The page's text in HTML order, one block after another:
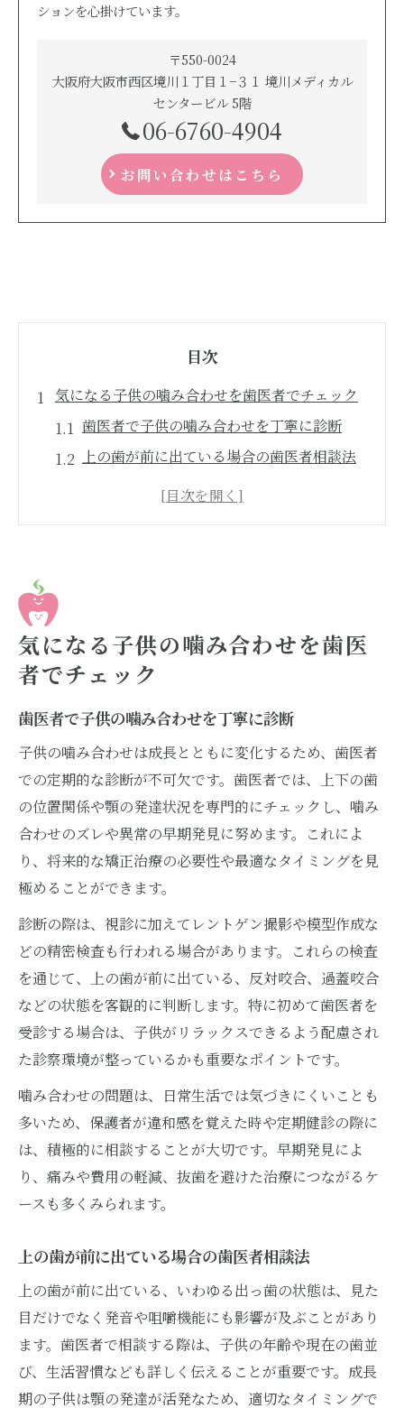
ションを心掛けています。
〒550-0024
大阪府大阪市西区境川１丁目１−３１ 境川メディカル
センタービル 5階
06-6760-4904
お問い合わせはこちら
目次
気になる子供の噛み合わせを歯医者でチェック
歯医者で子供の噛み合わせを丁寧に診断
上の歯が前に出ている場合の歯医者相談法
歯医者で噛み合わせの違和感を見逃さない
自然に治る？子供の受け口や反対咬合の見極め
方
歯医者で受け口が自然に治るかを判断
反対咬合の自然治癒と歯医者の役割
歯医者が教える子供の噛み合わせ見極めポ
イント
過蓋咬合は歯医者でトレーニング法を相談
歯医者で受け口・反対咬合を早期に見極め
る
噛み合わせ矯正の開始時期と歯医者選びのポイ
ント
歯医者で子供の矯正開始時期を見極める
噛み合わせ矯正は歯医者選びが重要な理由
歯医者で反対咬合矯正はいつから始める？
子供の噛み合わせに強い歯医者の選び方
歯医者で成長期の噛み合わせ治療を提案
噛み合わせ矯正と保険適用の歯医者相談法
子供の噛み合わせ矯正費用と保険の関係
成長を活かす歯医者の噛み合わせ治療法
矯正費用や通院負担を歯医者で丁寧に相談しよ
う
矯正費用の詳細は歯医者でしっかり確認
気になる子供の噛み合わせを歯医
者でチェック
歯医者で子供の噛み合わせを丁寧に診断
子供の噛み合わせは成長とともに変化するため、歯医者
での定期的な診断が不可欠です。歯医者では、上下の歯
の位置関係や顎の発達状況を専門的にチェックし、噛み
合わせのズレや異常の早期発見に努めます。これによ
り、将来的な矯正治療の必要性や最適なタイミングを見
極めることができます。
診断の際は、視診に加えてレントゲン撮影や模型作成な
どの精密検査も行われる場合があります。これらの検査
を通じて、上の歯が前に出ている、反対咬合、過蓋咬合
などの状態を客観的に判断します。特に初めて歯医者を
受診する場合は、子供がリラックスできるよう配慮され
た診察環境が整っているかも重要なポイントです。
噛み合わせの問題は、日常生活では気づきにくいことも
多いため、保護者が違和感を覚えた時や定期健診の際に
は、積極的に相談することが大切です。早期発見によ
り、痛みや費用の軽減、抜歯を避けた治療につながるケ
ースも多くみられます。
上の歯が前に出ている場合の歯医者相談法
上の歯が前に出ている、いわゆる出っ歯の状態は、見た
目だけでなく発音や咀嚼機能にも影響が及ぶことがあり
ます。歯医者で相談する際は、子供の年齢や現在の歯並
び、生活習慣なども詳しく伝えることが重要です。成長
期の子供は顎の発達が活発なため、適切なタイミングで